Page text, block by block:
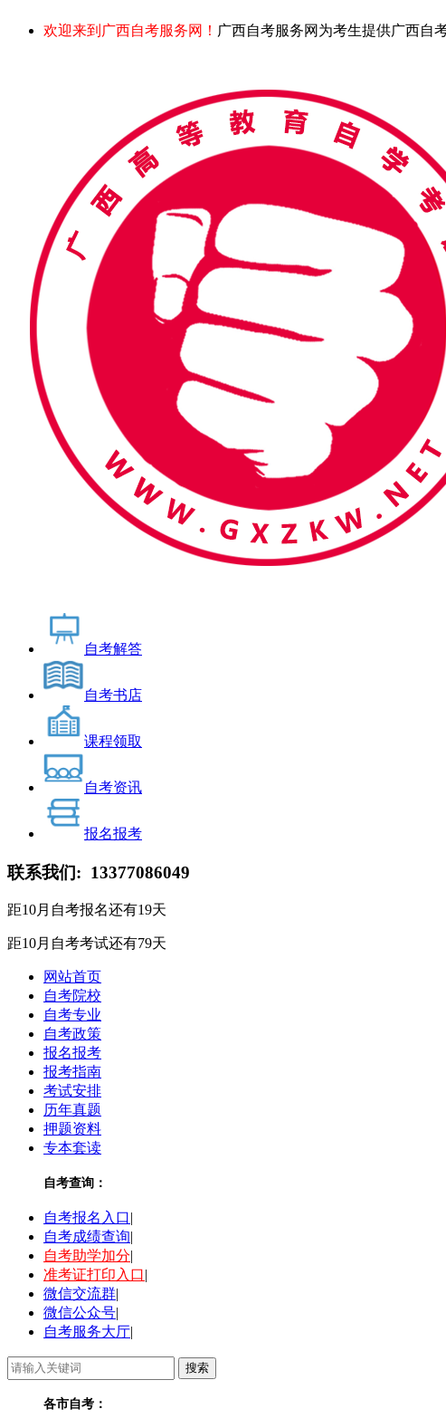
欢迎来到广西自考服务网！ 广西自考服务网为考生提供广西自
自考解答
自考书店
课程领取
自考资讯
报名报考
联系我们: 13377086049
距10月自考报名还有19天
距10月自考考试还有79天
网站首页
自考院校
自考专业
自考政策
报名报考
报考指南
考试安排
历年真题
押题资料
专本套读
自考查询：
自考报名入口|
自考成绩查询|
自考助学加分|
准考证打印入口|
微信交流群|
微信公众号|
自考服务大厅|
各市自考：